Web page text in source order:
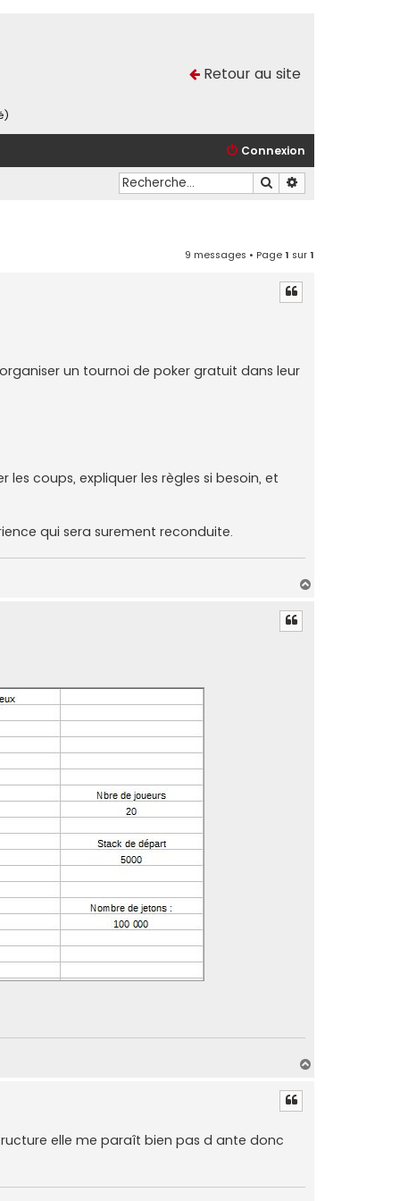
Retour au site
Connexion
Rechercher
9 messages • Page1 sur1
un tournoi de poker gratuit dans leur
coups, expliquer les règles si besoin, et
qui sera surement reconduite.
elle me paraît bien pas d ante donc